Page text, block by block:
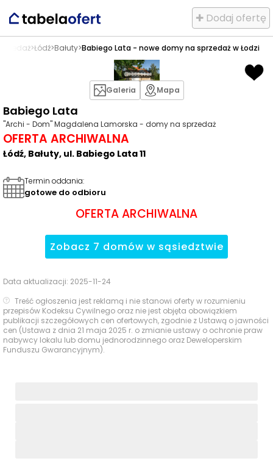
✚ Dodaj ofertę
>Łódź>Bałuty>Babiego Lata - nowe domy na sprzedaż w Łodzi
Babiego Lata
"Archi - Dom" Magdalena Lamorska - domy na sprzedaż
OFERTA ARCHIWALNA
Łódź, Bałuty, ul. Babiego Lata 11
Galeria Mapa
Termin oddania:
gotowe do odbioru
OFERTA ARCHIWALNA
Zobacz 7 domów w sąsiedztwie
Data aktualizacji: 2025-11-24
Treść ogłoszenia jest reklamą i nie stanowi oferty w rozumieniu
przepisów Kodeksu Cywilnego oraz nie jest objęta obowiązkiem
publikacji szczegółowych cen ofertowych, zgodnie z Ustawą o jawności
cen (Ustawa z dnia 21 maja 2025 r. o zmianie ustawy o ochronie praw
nabywcy lokalu lub domu jednorodzinnego oraz Deweloperskim
Funduszu Gwarancyjnym).